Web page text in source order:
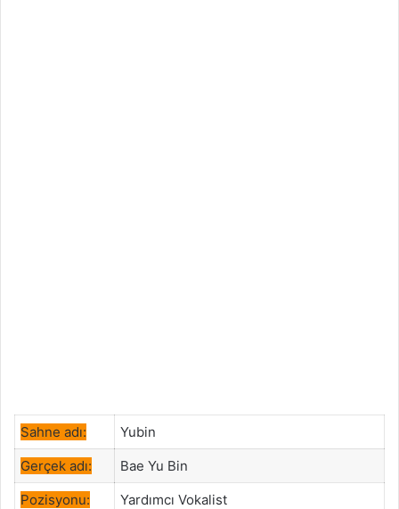
Sahne adı:
Yubin
Gerçek adı:
Bae Yu Bin
Pozisyonu:
Yardımcı Vokalist